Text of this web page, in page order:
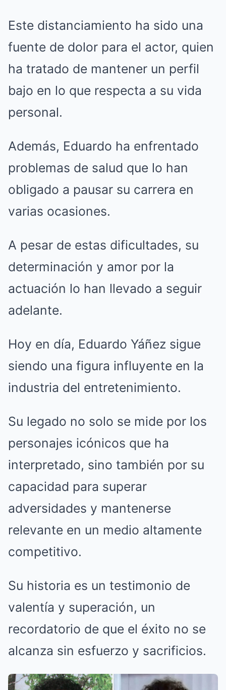
Este distanciamiento ha sido una
fuente de dolor para el actor, quien
ha tratado de mantener un perfil
bajo en lo que respecta a su vida
personal.
Además, Eduardo ha enfrentado
problemas de salud que lo han
obligado a pausar su carrera en
varias ocasiones.
A pesar de estas dificultades, su
determinación y amor por la
actuación lo han llevado a seguir
adelante.
Hoy en día, Eduardo Yáñez sigue
siendo una figura influyente en la
industria del entretenimiento.
Su legado no solo se mide por los
personajes icónicos que ha
interpretado, sino también por su
capacidad para superar
adversidades y mantenerse
relevante en un medio altamente
competitivo.
Su historia es un testimonio de
valentía y superación, un
recordatorio de que el éxito no se
alcanza sin esfuerzo y sacrificios.